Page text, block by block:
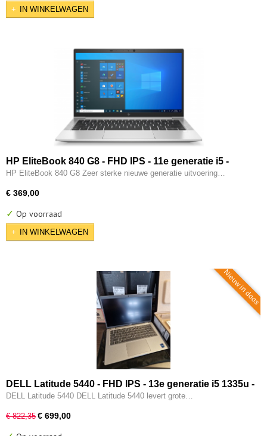
IN WINKELWAGEN
HP EliteBook 840 G8 - FHD IPS - 11e generatie i5 -
16GB - 256GB SSD - 2x Type-C - Intel IRIS Xe - W11
HP EliteBook 840 G8 Zeer sterke nieuwe generatie uitvoering…
€ 369,00
✓ Op voorraad
IN WINKELWAGEN
Nieuw in doos
DELL Latitude 5440 - FHD IPS - 13e generatie i5 1335u -
10-CORE - 16GB - 256GB SSD - Intel UHD - 2x Type-C -
DELL Latitude 5440 DELL Latitude 5440 levert grote…
€ 822,35 € 699,00